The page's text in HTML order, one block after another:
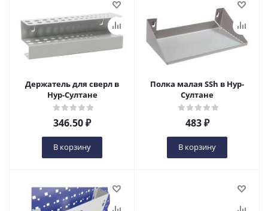
Держатель для сверл в
Нур-Султане
346.50₽
В корзину
Полка малая SSh в Нур-
Султане
483₽
В корзину